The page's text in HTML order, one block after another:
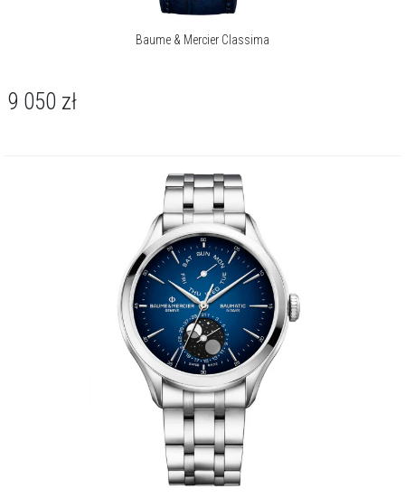
Baume & Mercier Classima
9 050 zł